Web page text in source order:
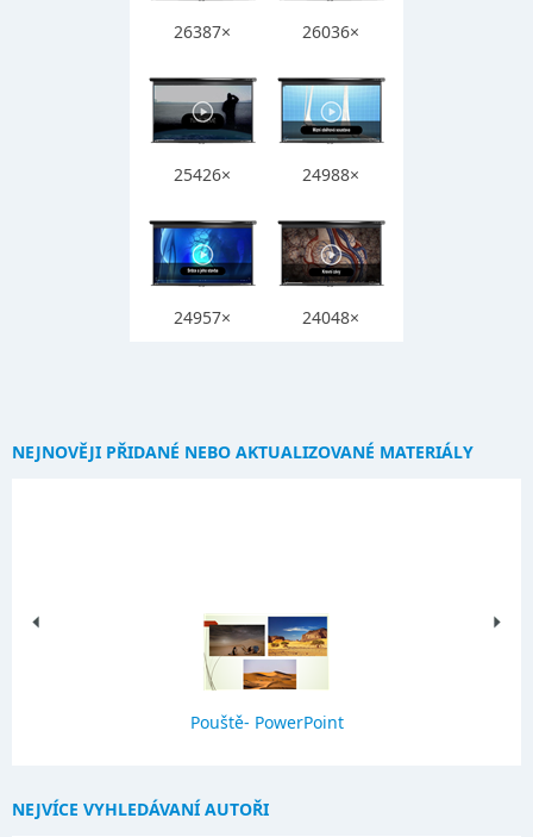
26387× 26036×
25426× 24988×
24957× 24048×
NEJNOVĚJI PŘIDANÉ NEBO AKTUALIZOVANÉ MATERIÁLY
Pouště- PowerPoint
NEJVÍCE VYHLEDÁVANÍ AUTOŘI